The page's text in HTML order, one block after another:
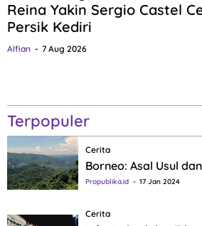
Reina Yakin Sergio Castel
Persik Kediri
Alfian 7 Aug 2026
Terpopuler
Cerita
Borneo: Asal Usul
Propublika.id 17 Jan 2024
Cerita